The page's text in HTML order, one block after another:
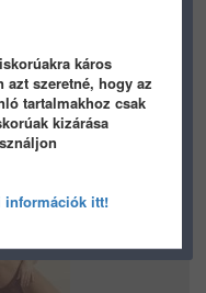
káros
azt szeretné, hogy az
tartalmakhoz csak
kizárása
információk itt!